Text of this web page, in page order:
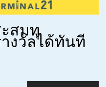
ะสมทุ
งวัลได้ทันที